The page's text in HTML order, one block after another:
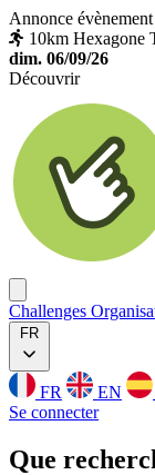
Annonce évènement
10km Hexagone
dim. 06/09/26
Découvrir
Challenges
FR
FR EN
Se connecter
Que